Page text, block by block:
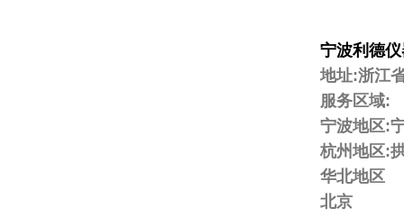
宁波利德
地址:浙江
服务区域:
宁波地区:
杭州地区:
华北地区
北京